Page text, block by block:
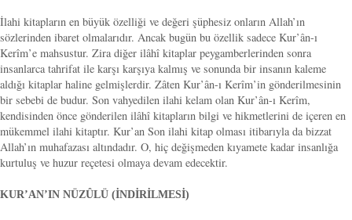
İlahi kitapların en büyük özelliği ve değeri şüphesiz onların Allah’ın
sözlerinden ibaret olmalarıdır. Ancak bugün bu özellik sadece Kur’ân-ı
Kerîm’e mahsustur. Zira diğer ilâhî kitaplar peygamberlerinden sonra
insanlarca tahrifat ile karşı karşıya kalmış ve sonunda bir insanın kaleme
aldığı kitaplar haline gelmişlerdir. Zâten Kur’ân-ı Kerîm’in gönderilmesinin
bir sebebi de budur. Son vahyedilen ilahi kelam olan Kur’ân-ı Kerîm,
kendisinden önce gönderilen ilâhî kitapların bilgi ve hikmetlerini de içeren en
mükemmel ilahi kitaptır. Kur’an Son ilahi kitap olması itibarıyla da bizzat
Allah’ın muhafazası altındadır. O, hiç değişmeden kıyamete kadar insanlığa
kurtuluş ve huzur reçetesi olmaya devam edecektir.
KUR’AN’IN NÜZÛLÜ (İNDİRİLMESİ)